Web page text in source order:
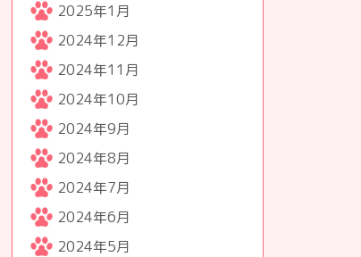
2025年1月
2024年12月
2024年11月
2024年10月
2024年9月
2024年8月
2024年7月
2024年6月
2024年5月